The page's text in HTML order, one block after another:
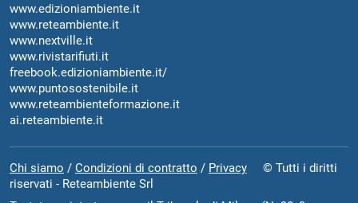
www.edizioniambiente.it
www.reteambiente.it
www.nextville.it
www.rivistarifiuti.it
freebook.edizioniambiente.it/
www.puntosostenibile.it
www.reteambienteformazione.it
ai.reteambiente.it
Chi siamo / Condizioni di contratto / Privacy © Tutti i diritti
riservati - Reteambiente Srl